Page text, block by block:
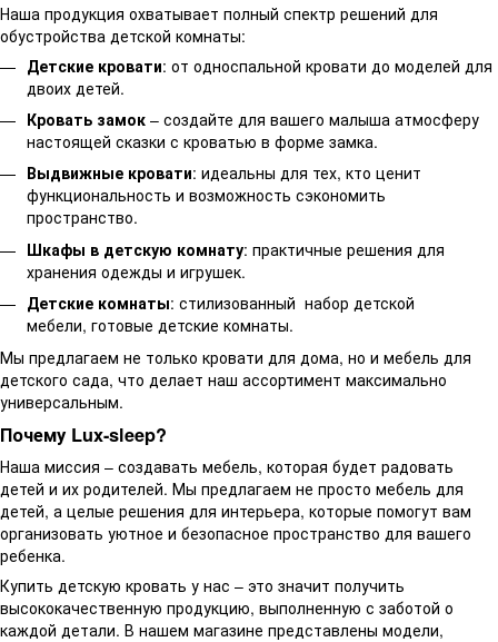
Наша продукция охватывает полный спектр решений для
обустройства детской комнаты:
Детские кровати: от односпальной кровати до моделей для
двоих детей.
Кровать замок – создайте для вашего малыша атмосферу
настоящей сказки с кроватью в форме замка.
Выдвижные кровати: идеальны для тех, кто ценит
функциональность и возможность сэкономить
пространство.
Шкафы в детскую комнату: практичные решения для
хранения одежды и игрушек.
Детские комнаты: стилизованный набор детской
мебели, готовые детские комнаты.
Мы предлагаем не только кровати для дома, но и мебель для
детского сада, что делает наш ассортимент максимально
универсальным.
Почему Lux-sleep?
Наша миссия – создавать мебель, которая будет радовать
детей и их родителей. Мы предлагаем не просто мебель для
детей, а целые решения для интерьера, которые помогут вам
организовать уютное и безопасное пространство для вашего
ребенка.
Купить детскую кровать у нас – это значит получить
высококачественную продукцию, выполненную с заботой о
каждой детали. В нашем магазине представлены модели,